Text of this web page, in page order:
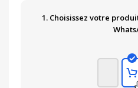
1. Choisissez votre